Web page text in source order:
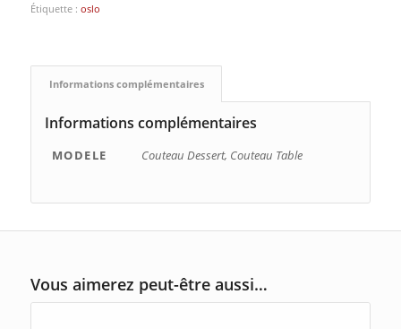
Étiquette : oslo
Informations complémentaires
Informations complémentaires
MODELE Couteau Dessert, Couteau Table
Vous aimerez peut-être aussi…